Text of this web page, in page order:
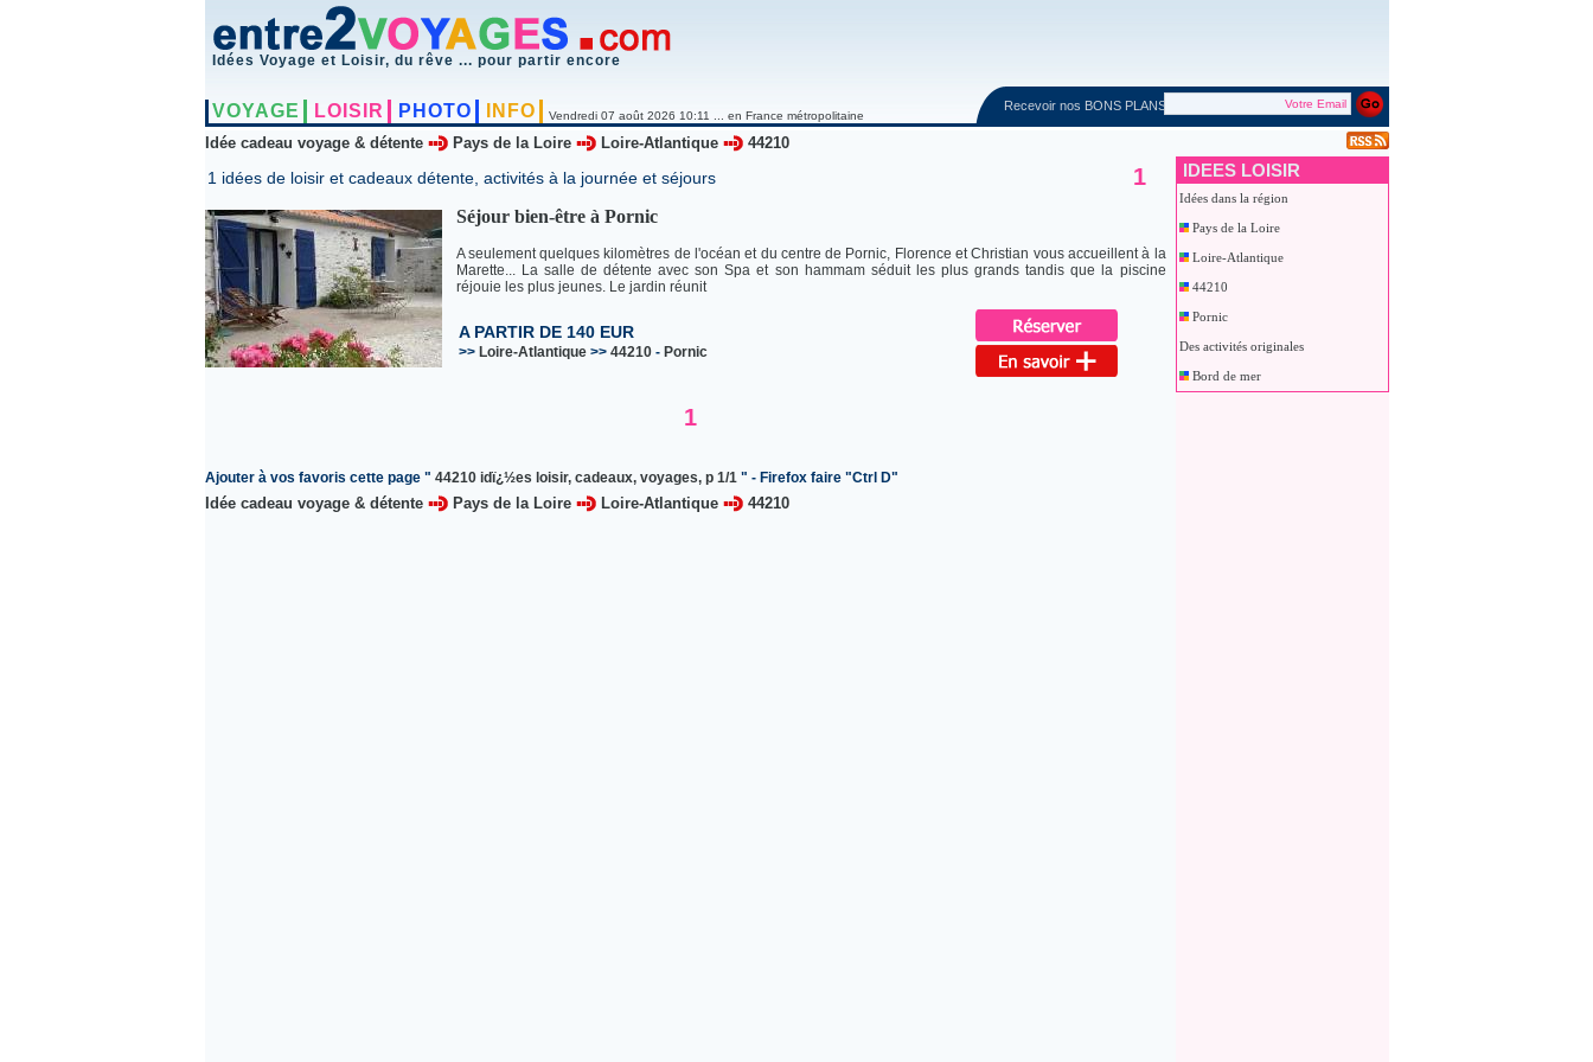
Idées Voyage et Loisir, du rêve ... pour partir encore
VOYAGE LOISIR PHOTO INFO Vendredi 07 août 2026 10:11 ... en France métropolitaine
Recevoir nos BONS PLANS
Idée cadeau voyage & détente Pays de la Loire Loire-Atlantique 44210
IDEES LOISIR
Idées dans la région
Pays de la Loire
Loire-Atlantique
44210
Pornic
Des activités originales
Bord de mer
1 idées de loisir et cadeaux détente, activités à la journée et séjours 1
Séjour bien-être à Pornic
A seulement quelques kilomètres de l'océan et du centre de Pornic, Florence et Christian vous accueillent à la
Marette... La salle de détente avec son Spa et son hammam séduit les plus grands tandis que la piscine
réjouie les plus jeunes. Le jardin réunit
A PARTIR DE 140 EUR
>> Loire-Atlantique>> 44210- Pornic
1
Ajouter à vos favoris cette page " 44210 idï¿½es loisir, cadeaux, voyages, p 1/1" - Firefox faire "Ctrl D"
Idée cadeau voyage & détente Pays de la Loire Loire-Atlantique 44210